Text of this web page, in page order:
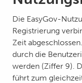
Die EasyGov-
Registrierung
Zeit
durch die
werden (Ziffer 9).
führt zum